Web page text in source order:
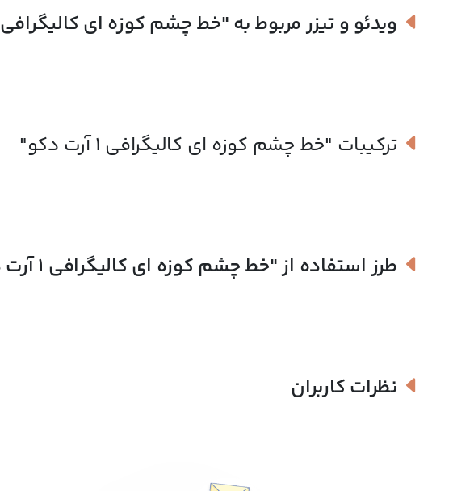
ویدئو و تیزر مربوط به"خط چشم کوزه ای کالیگرافی 1 آرت دکو"
ترکیبات "خط چشم کوزه ای کالیگرافی 1 آرت دکو"
طرز استفاده از"خط چشم کوزه ای کالیگرافی 1 آرت دکو"
نظرات کاربران